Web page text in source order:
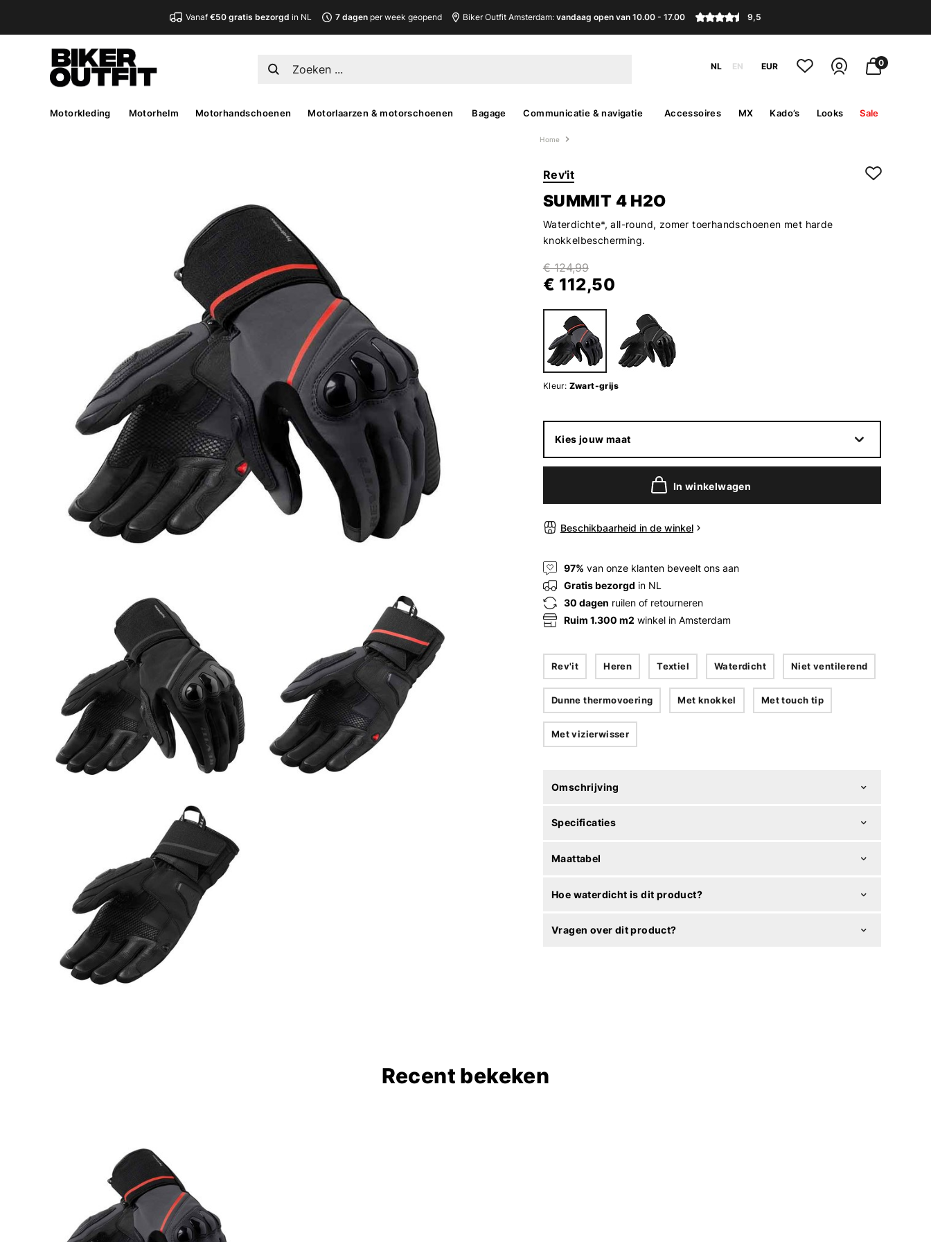
Vanaf €50 gratis bezorgd in NL 7 dagen per week geopend Biker Outfit Amsterdam:vandaag open van 10.00 - 17.00 9,5
NL EN EUR 0
Motorkleding Motorhelm Motorhandschoenen Motorlaarzen & motorschoenen Bagage Communicatie & navigatie Accessoires MX Kado’s Looks Sale
Home
Rev'it
SUMMIT 4 H2O
Waterdichte*, all-round, zomer toerhandschoenen met harde
knokkelbescherming.
€ 124,99
€ 112,50
Kleur: Zwart-grijs
Kies jouw maat
In winkelwagen
Beschikbaarheid in de winkel
97% van onze klanten beveelt ons aan
Gratis bezorgd in NL
30 dagen ruilen of retourneren
Ruim 1.300 m2 winkel in Amsterdam
Rev'it Heren Textiel Waterdicht Niet ventilerend
Dunne thermovoering Met knokkel Met touch tip
Met vizierwisser
Omschrijving
Specificaties
Maattabel
Hoe waterdicht is dit product?
Vragen over dit product?
Recent bekeken